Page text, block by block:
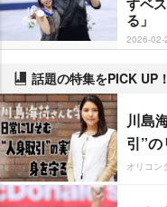
る」
2026-02-
話題の特集をPICK UP！
川島
引”
オリコン